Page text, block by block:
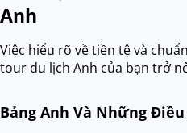
Anh
Việc hiểu rõ về tiền tệ và
tour du lịch Anh của bạn trở
Bảng Anh Và Những